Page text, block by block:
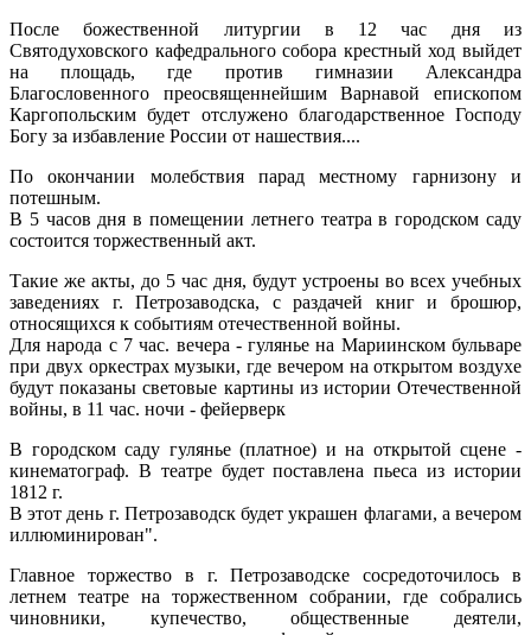
После божественной литургии в 12 час дня из
Святодуховского кафедрального собора крестный ход выйдет
на площадь, где против гимназии Александра
Благословенного преосвященнейшим Варнавой епископом
Каргопольским будет отслужено благодарственное Господу
Богу за избавление России от нашествия....
По окончании молебствия парад местному гарнизону и
потешным.
В 5 часов дня в помещении летнего театра в городском саду
состоится торжественный акт.
Такие же акты, до 5 час дня, будут устроены во всех учебных
заведениях г. Петрозаводска, с раздачей книг и брошюр,
относящихся к событиям отечественной войны.
Для народа с 7 час. вечера - гулянье на Мариинском бульваре
при двух оркестрах музыки, где вечером на открытом воздухе
будут показаны световые картины из истории Отечественной
войны, в 11 час. ночи - фейерверк
В городском саду гулянье (платное) и на открытой сцене -
кинематограф. В театре будет поставлена пьеса из истории
1812 г.
В этот день г. Петрозаводск будет украшен флагами, а вечером
иллюминирован".
Главное торжество в г. Петрозаводске сосредоточилось в
летнем театре на торжественном собрании, где собрались
чиновники, купечество, общественные деятели,